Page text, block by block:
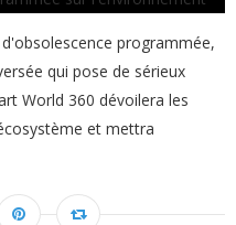
programmée,
qui pose de sérieux
World 360 dévoilera les
et mettra